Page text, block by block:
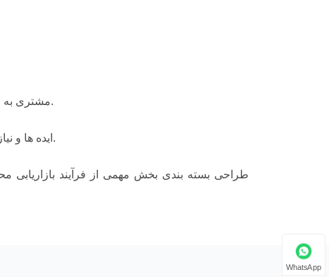
مشتری به طور کلی هرگونه اطلاعات لازم در مورد پروژه، از جمله تصاویر، متن یا سایر مطالب مرتبط را در اختیار ما قرار می دهد.
ایده ها و نیازهای خود را با ما در میان بگذارید و ما شما را به سمت طراحی سفارشی راهنمایی می کنیم که منحصر به فرد شما باشد.
طراحی بسته بندی بخش مهمی از فرآیند بازاریابی
WhatsApp